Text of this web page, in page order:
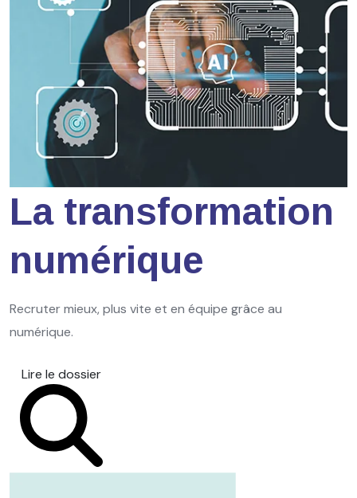
La transformation
numérique
Recruter mieux, plus vite et en équipe grâce au
numérique.
Lire le dossier